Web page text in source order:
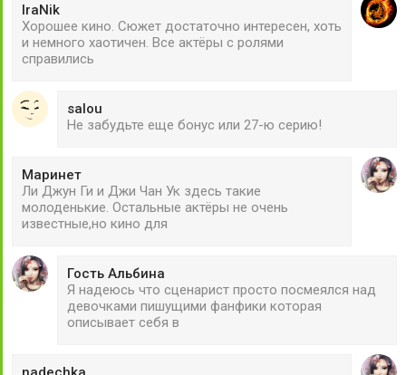
IraNik
Хорошее кино. Сюжет достаточно интересен, хоть
и немного хаотичен. Все актёры с ролями
справились
salou
Не забудьте еще бонус или 27-ю серию!
Маринет
Ли Джун Ги и Джи Чан Ук здесь такие
молоденькие. Остальные актёры не очень
известные,но кино для
Гость Альбина
Я надеюсь что сценарист просто посмеялся над
девочками пишущими фанфики которая
описывает себя в